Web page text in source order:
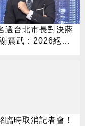
選台北市長對決蔣
震武：2026絕不
臨時取消記者會！